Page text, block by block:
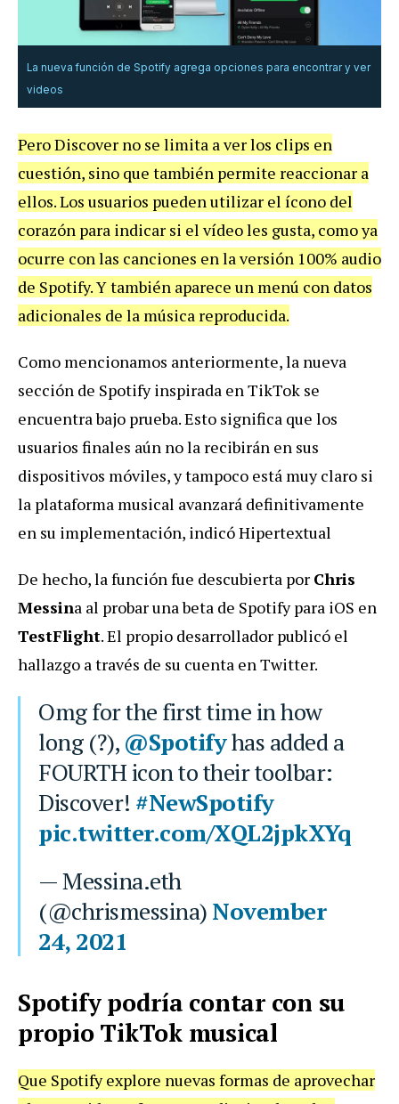
La nueva función de Spotify agrega opciones para encontrar y ver
videos
Pero Discover no se limita a ver los clips en
cuestión, sino que también permite reaccionar a
ellos. Los usuarios pueden utilizar el ícono del
corazón para indicar si el vídeo les gusta, como ya
ocurre con las canciones en la versión 100% audio
de Spotify. Y también aparece un menú con datos
adicionales de la música reproducida.
Como mencionamos anteriormente, la nueva
sección de Spotify inspirada en TikTok se
encuentra bajo prueba. Esto significa que los
usuarios finales aún no la recibirán en sus
dispositivos móviles, y tampoco está muy claro si
la plataforma musical avanzará definitivamente
en su implementación, indicó Hipertextual
De hecho, la función fue descubierta por Chris
Messina al probar una beta de Spotify para iOS en
TestFlight. El propio desarrollador publicó el
hallazgo a través de su cuenta en Twitter.
Omg for the first time in how
long (?), @Spotifyhas added a
FOURTH icon to their toolbar:
Discover! #NewSpotify
pic.twitter.com/XQL2jpkXYq
— Messina.eth
(@chrismessina) November
24, 2021
Spotify podría contar con su
propio TikTok musical
Que Spotify explore nuevas formas de aprovechar